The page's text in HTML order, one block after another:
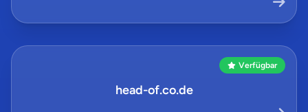
Verfügbar
head-of.co.de